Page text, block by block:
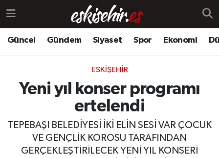
Güncel Gündem Siyaset Spor Ekonomi
ESKIŞEHIR
Yeni yıl konser programı
ertelendi
TEPEBAŞI BELEDİYESİ İKİ ELİN SESİ VAR ÇOCUK
VE GENÇLİK KOROSU TARAFINDAN
GERÇEKLEŞTİRİLECEK YENİ YIL KONSERİ